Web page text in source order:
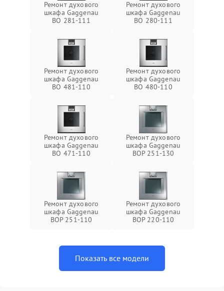
Ремонт духового
шкафа Gaggenau
BO 281-111
Ремонт духового
шкафа Gaggenau
BO 280-111
Ремонт духового
шкафа Gaggenau
BO 481-110
Ремонт духового
шкафа Gaggenau
BO 480-110
Ремонт духового
шкафа Gaggenau
BO 471-110
Ремонт духового
шкафа Gaggenau
BOP 251-130
Ремонт духового
шкафа Gaggenau
BOP 251-110
Ремонт духового
шкафа Gaggenau
BOP 220-110
Показать все модели